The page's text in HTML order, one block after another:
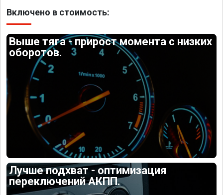
Включено в стоимость:
Выше тяга - прирост момента с низких
оборотов.
Лучше подхват - оптимизация
переключений АКПП.